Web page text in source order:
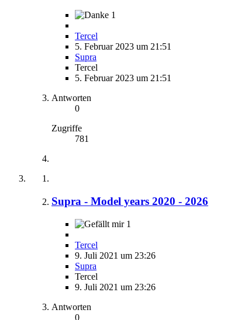
1
Tercel
5. Februar 2023 um 21:51
Supra
Tercel
5. Februar 2023 um 21:51
Antworten
0
Zugriffe
781
Supra - Model years 2020 - 2026
1
Tercel
9. Juli 2021 um 23:26
Supra
Tercel
9. Juli 2021 um 23:26
Antworten
0